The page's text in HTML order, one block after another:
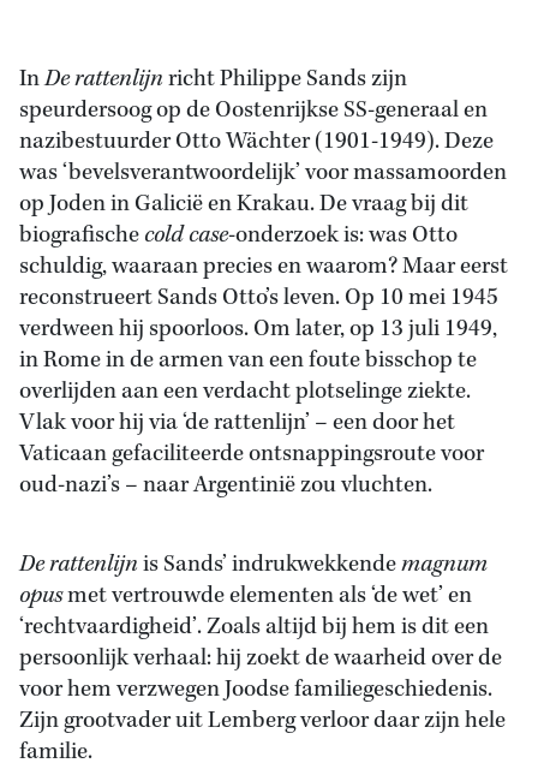
InDe rattenlijnricht Philippe Sands zijn
speurdersoog op de Oostenrijkse SS-generaal en
nazibestuurder Otto Wächter (1901-1949). Deze
was ‘bevelsverantwoordelijk’ voor massamoorden
op Joden in Galicië en Krakau. De vraag bij dit
biografischecold case-onderzoek is: was Otto
schuldig, waaraan precies en waarom? Maar eerst
reconstrueert Sands Otto’s leven. Op 10 mei 1945
verdween hij spoorloos. Om later, op 13 juli 1949,
in Rome in de armen van een foute bisschop te
overlijden aan een verdacht plotselinge ziekte.
Vlak voor hij via ‘de rattenlijn’ – een door het
Vaticaan gefaciliteerde ontsnappingsroute voor
oud-nazi’s – naar Argentinië zou vluchten.
De rattenlijnis Sands’ indrukwekkendemagnum
opusmet vertrouwde elementen als ‘de wet’ en
‘rechtvaardigheid’. Zoals altijd bij hem is dit een
persoonlijk verhaal: hij zoekt de waarheid over de
voor hem verzwegen Joodse familiegeschiedenis.
Zijn grootvader uit Lemberg verloor daar zijn hele
familie.